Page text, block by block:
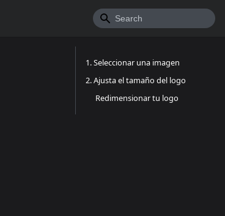
1. Seleccionar una imagen
2. Ajusta el tamaño del logo
Redimensionar tu logo